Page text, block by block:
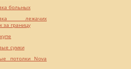
больных
лежачих
за границу
сумки
потолки Nova